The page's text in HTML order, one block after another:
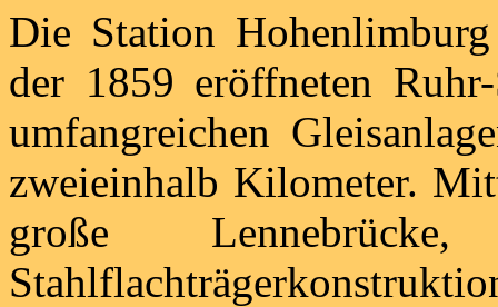
Die Station
der 1859 eröffneten
umfangreichen
zweieinhalb Kilometer.
große